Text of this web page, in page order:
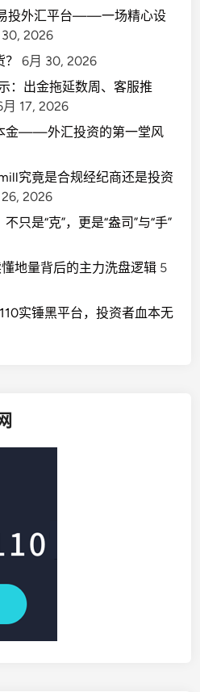
易投外汇平台——一场精心设
2026
6月 30, 2026
：出金拖延数周、客服推
月 17, 2026
金——外汇投资的第一堂风
究竟是合规经纪商还是投资
2026
只是“克”，更是“盎司”与“手”
地量背后的主力洗盘逻辑 5
实锤黑平台，投资者血本无